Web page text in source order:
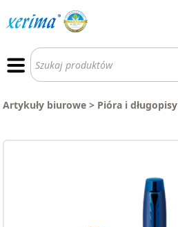
Wyszukiwarka
produktów
Artykuły biurowe > Pióra i długopisy